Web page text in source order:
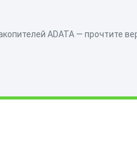
ADATA — прочтите